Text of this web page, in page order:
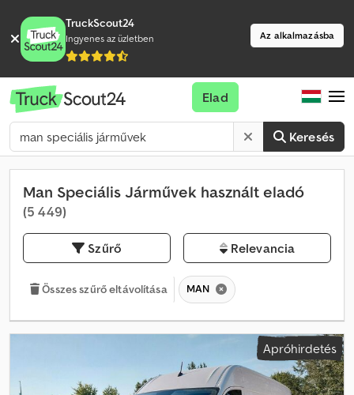
TruckScout24
Ingyenes az üzletben Az alkalmazásba
Keresés
Elad
Man Speciális Járművek használt eladó
(5 449)
Szűrő Relevancia
Összes szűrő eltávolítása MAN
Apróhirdetés